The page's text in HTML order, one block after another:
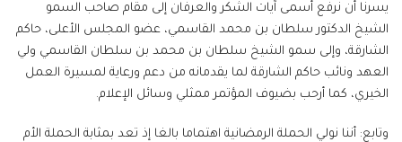
يسرنا أن نرفع أسمى آيات الشكر والعرفان إلى مقام صاحب السمو
الشيخ الدكتور سلطان بن محمد القاسمي، عضو المجلس الأعلى، حاكم
الشارقة، وإلى سمو الشيخ سلطان بن محمد بن سلطان القاسمي ولي
العهد ونائب حاكم الشارقة لما يقدمانه من دعم ورعاية لمسيرة العمل
الخيري، كما أرحب بضيوف المؤتمر ممثلي وسائل الإعلام.
وتابع: أننا نولي الحملة الرمضانية اهتماما بالغا إذ تعد بمثابة الحملة الأم